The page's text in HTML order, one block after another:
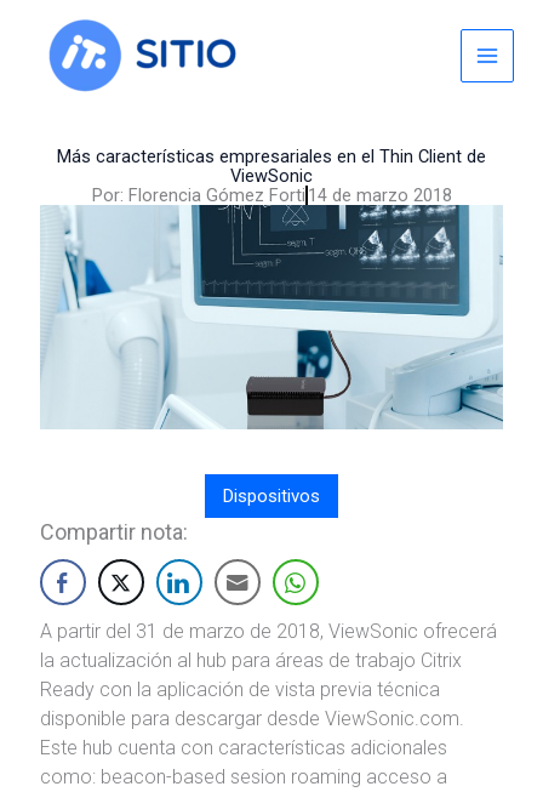
content
Más características empresariales en el Thin Client de
ViewSonic
Por: Florencia Gómez Forti 14 de marzo 2018
Dispositivos
Compartir nota:
A partir del 31 de marzo de 2018, ViewSonic ofrecerá
la actualización al hub para áreas de trabajo Citrix
Ready con la aplicación de vista previa técnica
disponible para descargar desde ViewSonic.com.
Este hub cuenta con características adicionales
como: beacon-based sesion roaming acceso a